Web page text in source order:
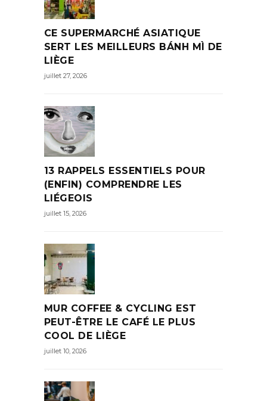
CE SUPERMARCHÉ ASIATIQUE
SERT LES MEILLEURS BÁNH MÌ DE
LIÈGE
juillet 27, 2026
13 RAPPELS ESSENTIELS POUR
(ENFIN) COMPRENDRE LES
LIÉGEOIS
juillet 15, 2026
MUR COFFEE & CYCLING EST
PEUT-ÊTRE LE CAFÉ LE PLUS
COOL DE LIÈGE
juillet 10, 2026